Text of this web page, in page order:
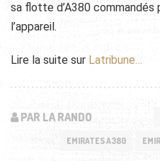
sa flotte d’A380 commandés
l’appareil.
Lire la suite sur Latribune…
PAR LA RANDO
EMIRATES A380